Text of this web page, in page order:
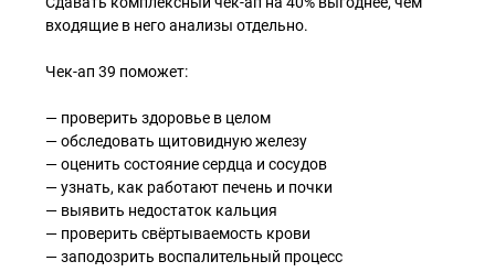
входящие в него анализы отдельно.
Чек-ап 39 поможет:
— проверить здоровье в целом
— обследовать щитовидную железу
— оценить состояние сердца и сосудов
— узнать, как работают печень и почки
— выявить недостаток кальция
— проверить свёртываемость крови
— заподозрить воспалительный процесс